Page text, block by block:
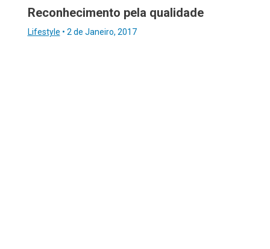
Reconhecimento pela qualidade
Lifestyle • 2 de Janeiro, 2017